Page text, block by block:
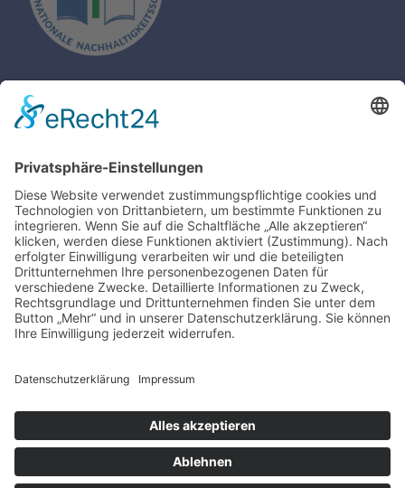
KONTAKT
Grundschule Huntlosen
Bahnhofstraße 84
26197 Großenkneten
Tel: 04487 99759-0
www.gs-huntlosen.de
© Copyright 2020-2026 | Grundschule derGemeinde